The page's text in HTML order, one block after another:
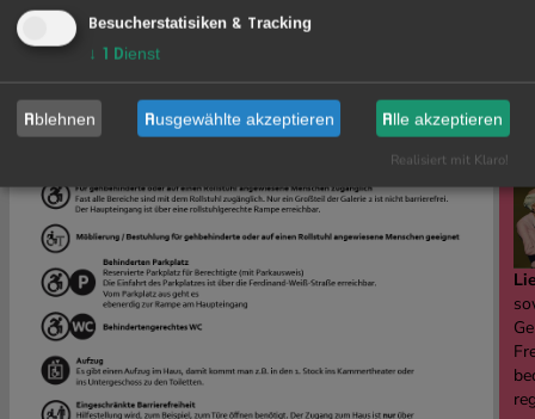
Download E-WERK| Download Südufer
Das E-WERK Freiburg ist weitgehend barrierefrei.
Klickehier für eine vergrößerte Ansicht.
Besucherstatisiken & Tracking
↓ 1 Dienst
Ablehnen Ausgewählte akzeptieren Alle akzeptieren
Realisiert mit Klaro!